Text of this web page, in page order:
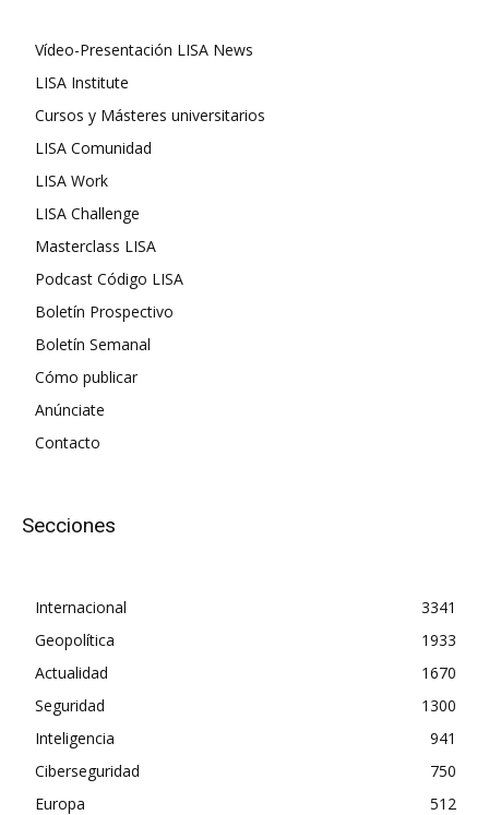
Vídeo-Presentación LISA News
LISA Institute
Cursos y Másteres universitarios
LISA Comunidad
LISA Work
LISA Challenge
Masterclass LISA
Podcast Código LISA
Boletín Prospectivo
Boletín Semanal
Cómo publicar
Anúnciate
Contacto
Secciones
Internacional
3341
Geopolítica
1933
Actualidad
1670
Seguridad
1300
Inteligencia
941
Ciberseguridad
750
Europa
512